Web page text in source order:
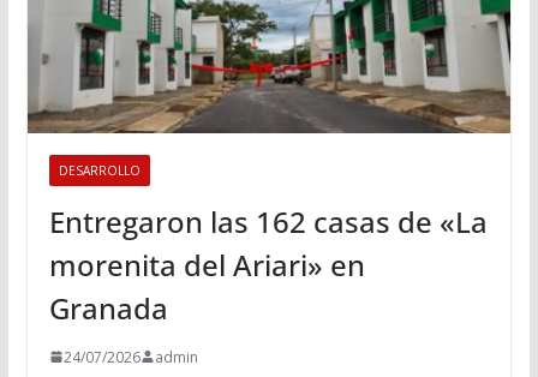
DESARROLLO
Entregaron las 162 casas de «La
morenita del Ariari» en
Granada
24/07/2026 admin